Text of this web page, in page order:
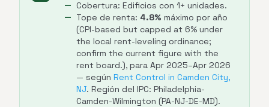
Cobertura: Edificios con 1+ unidades.
Tope de renta: 4.8% máximo por año
(CPI-based but capped at 6% under
the local rent-leveling ordinance;
confirm the current figure with the
rent board.), para Apr 2025–Apr 2026
— según Rent Control in Camden City,
NJ. Región del IPC: Philadelphia-
Camden-Wilmington (PA-NJ-DE-MD).